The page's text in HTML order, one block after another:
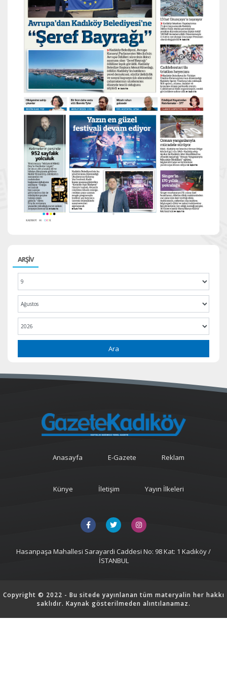
ARŞİV
Ara
Anasayfa E-Gazete Reklam
Künye İletişim Yayın İlkeleri
Hasanpaşa Mahallesi Sarayardi Caddesi No: 98 Kat: 1 Kadıköy /
İSTANBUL
Copyright © 2022 - Bu sitede yayınlanan tüm materyalin her hakkı
saklıdır. Kaynak gösterilmeden alıntılanamaz.